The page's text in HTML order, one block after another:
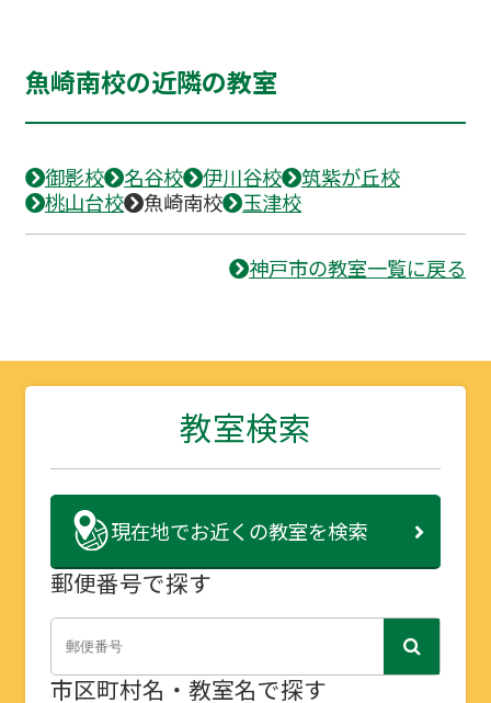
魚崎南校の近隣の教室
御影校 名谷校 伊川谷校
筑紫が丘校
桃山台校
魚崎南校 玉津校
神戸市の教室一覧に戻る
教室検索
現在地でお近くの教室を検索
郵便番号で探す
市区町村名・教室名で探す